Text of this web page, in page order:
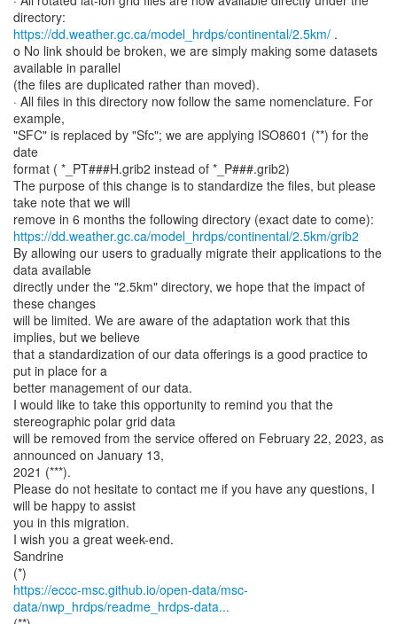
https://dd.weather.gc.ca/model_hrdps/continental/2.5km/ .
o No link should be broken, we are simply making some datasets
available in parallel
(the files are duplicated rather than moved).
· All files in this directory now follow the same nomenclature. For
example,
"SFC" is replaced by "Sfc"; we are applying ISO8601 (**) for the
date
format ( *_PT###H.grib2 instead of *_P###.grib2)
The purpose of this change is to standardize the files, but please
take note that we will
https://dd.weather.gc.ca/model_hrdps/continental/2.5km/grib2
By allowing our users to gradually migrate their applications to the
data available
directly under the "2.5km" directory, we hope that the impact of
these changes
will be limited. We are aware of the adaptation work that this
implies, but we believe
that a standardization of our data offerings is a good practice to
put in place for a
better management of our data.
I would like to take this opportunity to remind you that the
stereographic polar grid data
will be removed from the service offered on February 22, 2023, as
announced on January 13,
2021 (***).
Please do not hesitate to contact me if you have any questions, I
will be happy to assist
you in this migration.
I wish you a great week-end.
Sandrine
https://eccc-msc.github.io/open-data/msc-
data/nwp_hrdps/readme_hrdps-data...